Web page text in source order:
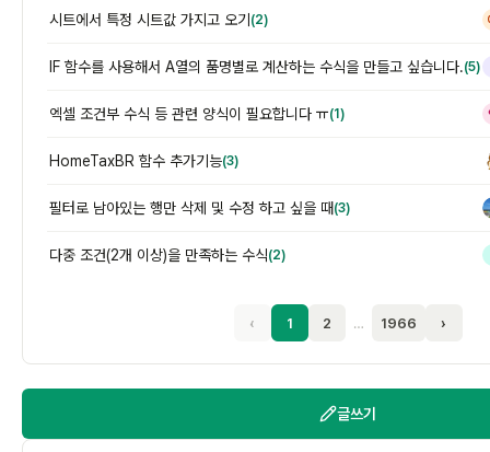
시트에서 특정 시트값 가지고 오기 (2)
IF 함수를 사용해서 A열의 품명별로 계산하는 수식을 만들고 싶습니다.(5)
엑셀 조건부 수식 등 관련 양식이 필요합니다 ㅠ(1)
HomeTaxBR 함수 추가기능(3)
필터로 남아있는 행만 삭제 및 수정 하고 싶을 때 (3)
다중 조건(2개 이상)을 만족하는 수식(2)
‹ 1 2 … 1966 ›
글쓰기